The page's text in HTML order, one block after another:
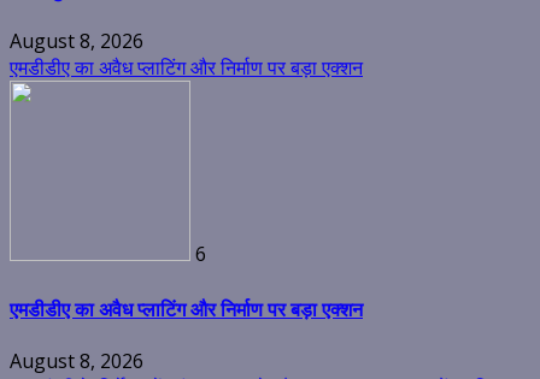
August 8, 2026
एमडीडीए का अवैध प्लाटिंग और निर्माण पर बड़ा एक्शन
6
एमडीडीए का अवैध प्लाटिंग और निर्माण पर बड़ा एक्शन
August 8, 2026